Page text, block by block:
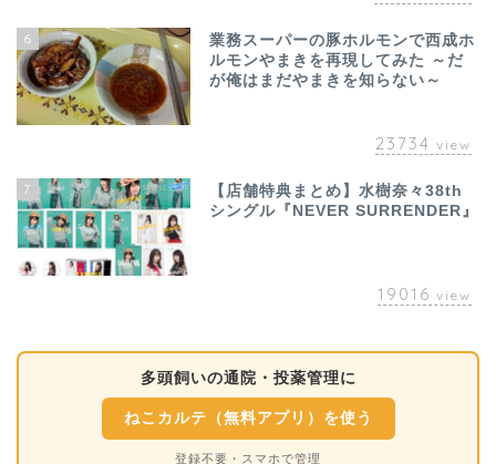
6
業務スーパーの豚ホルモンで西成ホ
ルモンやまきを再現してみた ～だ
が俺はまだやまきを知らない～
23734 view
7
【店舗特典まとめ】水樹奈々38th
シングル『NEVER SURRENDER』
19016 view
多頭飼いの通院・投薬管理に
ねこカルテ（無料アプリ）を使う
登録不要・スマホで管理